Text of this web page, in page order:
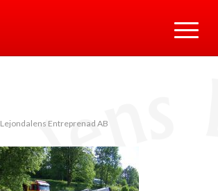
Lejondalens Entreprenad AB